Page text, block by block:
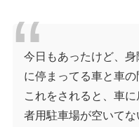
今日もあったけど、
に停まってる車と車
これをされると、車
者用駐車場が空いて